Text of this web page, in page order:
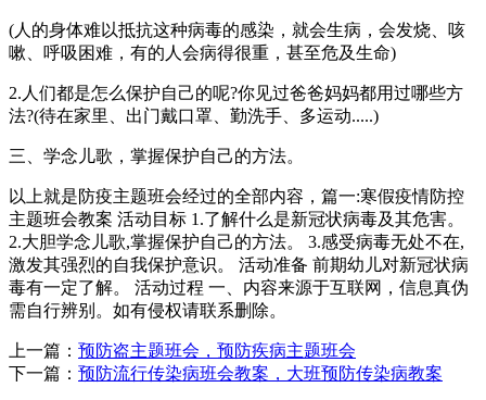
(人的身体难以抵抗这种病毒的感染，就会生病，会发烧、咳
嗽、呼吸困难，有的人会病得很重，甚至危及生命)
2.人们都是怎么保护自己的呢?你见过爸爸妈妈都用过哪些方
法?(待在家里、出门戴口罩、勤洗手、多运动.....)
三、学念儿歌，掌握保护自己的方法。
以上就是防疫主题班会经过的全部内容，篇一:寒假疫情防控
主题班会教案 活动目标 1.了解什么是新冠状病毒及其危害。
2.大胆学念儿歌,掌握保护自己的方法。 3.感受病毒无处不在,
激发其强烈的自我保护意识。 活动准备 前期幼儿对新冠状病
毒有一定了解。 活动过程 一、内容来源于互联网，信息真伪
需自行辨别。如有侵权请联系删除。
上一篇： 预防盗主题班会，预防疾病主题班会
下一篇： 预防流行传染病班会教案，大班预防传染病教案